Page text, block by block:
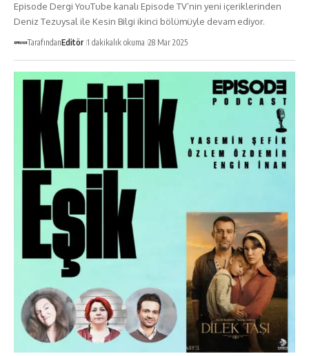
Episode Dergi YouTube kanalı Episode TV’nin yeni içeriklerinden
Deniz Tezuysal ile Kesin Bilgi ikinci bölümüyle devam ediyor.
TarafındanEditör 1 dakikalık okuma 28 Mar 2025